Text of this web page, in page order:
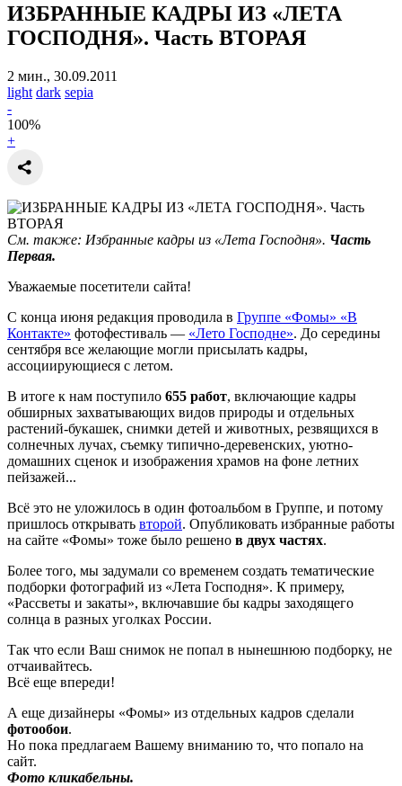
ИЗБРАННЫЕ КАДРЫ ИЗ «ЛЕТА
ГОСПОДНЯ». Часть ВТОРАЯ
2 мин., 30.09.2011
light dark sepia
-
100%
+
См. также: Избранные кадры из «Лета Господня». Часть
Первая.
Уважаемые посетители сайта!
С конца июня редакция проводила в Группе «Фомы» «В
Контакте» фотофестиваль — «Лето Господне». До середины
сентября все желающие могли присылать кадры,
ассоциирующиеся с летом.
В итоге к нам поступило 655 работ, включающие кадры
обширных захватывающих видов природы и отдельных
растений-букашек, снимки детей и животных, резвящихся в
солнечных лучах, съемку типично-деревенских, уютно-
домашних сценок и изображения храмов на фоне летних
пейзажей...
Всё это не уложилось в один фотоальбом в Группе, и потому
пришлось открывать второй. Опубликовать избранные работы
на сайте «Фомы» тоже было решено в двух частях.
Более того, мы задумали со временем создать тематические
подборки фотографий из «Лета Господня». К примеру,
«Рассветы и закаты», включавшие бы кадры заходящего
солнца в разных уголках России.
Так что если Ваш снимок не попал в нынешнюю подборку, не
отчаивайтесь.
Всё еще впереди!
А еще дизайнеры «Фомы» из отдельных кадров сделали
фотообои.
Но пока предлагаем Вашему вниманию то, что попало на
сайт.
Фото кликабельны.